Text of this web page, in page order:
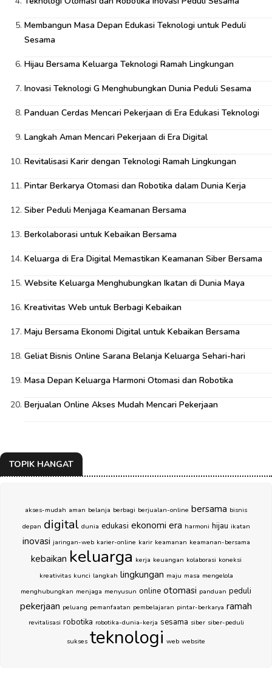
Membangun Masa Depan Edukasi Teknologi untuk Peduli
Sesama
Hijau Bersama Keluarga Teknologi Ramah Lingkungan
Inovasi Teknologi G Menghubungkan Dunia Peduli Sesama
Panduan Cerdas Mencari Pekerjaan di Era Edukasi Teknologi
Langkah Aman Mencari Pekerjaan di Era Digital
Revitalisasi Karir dengan Teknologi Ramah Lingkungan
Pintar Berkarya Otomasi dan Robotika dalam Dunia Kerja
Siber Peduli Menjaga Keamanan Bersama
Berkolaborasi untuk Kebaikan Bersama
Keluarga di Era Digital Memastikan Keamanan Siber Bersama
Website Keluarga Menghubungkan Ikatan di Dunia Maya
Kreativitas Web untuk Berbagi Kebaikan
Maju Bersama Ekonomi Digital untuk Kebaikan Bersama
Geliat Bisnis Online Sarana Belanja Keluarga Sehari-hari
Masa Depan Keluarga Harmoni Otomasi dan Robotika
Berjualan Online Akses Mudah Mencari Pekerjaan
TOPIK HANGAT
akses-mudah aman belanja berbagi berjualan-online bersama bisnis
depan digital dunia edukasi ekonomi era harmoni hijau ikatan
inovasi jaringan-web karier-online karir keamanan keamanan-bersama
kebaikan keluarga kerja keuangan kolaborasi koneksi
kreativitas kunci langkah lingkungan maju masa mengelola
menghubungkan menjaga menyusun online otomasi panduan peduli
pekerjaan peluang pemanfaatan pembelajaran pintar-berkarya ramah
revitalisasi robotika robotika-dunia-kerja sesama siber siber-peduli
sukses teknologi web website